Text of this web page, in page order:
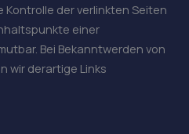
der verlinkten Seiten
einer
Bei Bekanntwerden von
wir derartige Links